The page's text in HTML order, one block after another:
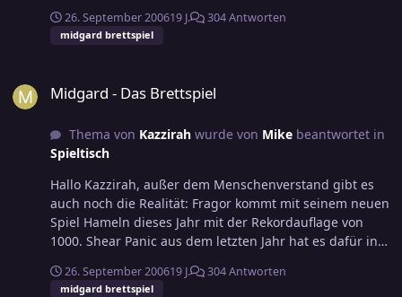
26. September 200619 J. 304 Antworten
midgard brettspiel
Midgard - Das Brettspiel
Thema von Kazzirahwurde von Mikebeantwortet in
Spieltisch
Hallo Kazzirah, außer dem Menschenverstand gibt es
auch noch die Realität: Fragor kommt mit seinem neuen
Spiel Hameln dieses Jahr mit der Rekordauflage von
1000. Shear Panic aus dem letzten Jahr hat es dafür in
Games bringen von ihrem Tara 750 Stück heraus.
26. September 200619 J. 304 Antworten
midgard brettspiel